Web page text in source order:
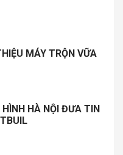
MÁY TRỘN VỮA
HÀ NỘI ĐƯA TIN